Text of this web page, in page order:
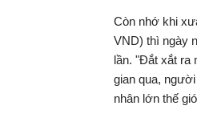
Còn nhớ khi
VND) thì ngày
lần. "Đắt xắt ra
gian qua,
nhân lớn thế